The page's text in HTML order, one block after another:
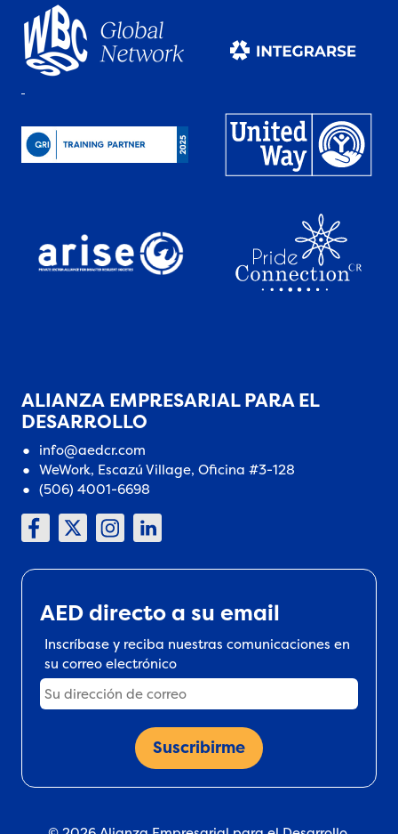
ALIANZA EMPRESARIAL PARA EL
DESARROLLO
info@aedcr.com
WeWork, Escazú Village, Oficina #3-128
(506) 4001-6698
AED directo a su email
Inscríbase y reciba nuestras comunicaciones en
su correo electrónico